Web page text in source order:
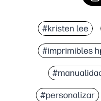
#kristen lee
#imprimibles
#personalizar